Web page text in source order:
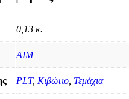
0,13 κ.
AIM
PLT, Κιβώτιο Τεμάχια